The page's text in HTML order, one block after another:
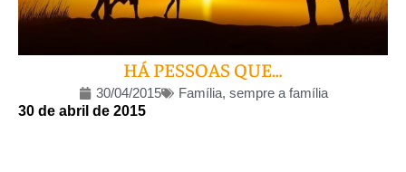
HÁ PESSOAS QUE…
30/04/2015
Família, sempre a família
30 de abril de 2015